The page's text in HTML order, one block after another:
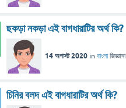
ছকড়া নকড়া এই বাগধারাটির অর্থ কি?
14 অগাস্ট 2020 in বাংলা জিজ্ঞাসা
চিনির বলদ এই বাগধারাটির অর্থ কি?